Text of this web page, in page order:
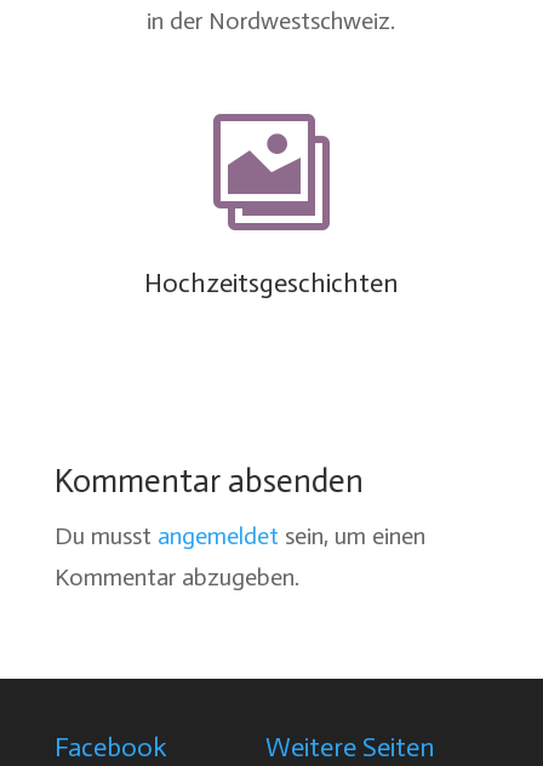
in der Nordwestschweiz.

Hochzeitsgeschichten
Kommentar absenden
Du musst angemeldet sein, um einen
Kommentar abzugeben.
Facebook Weitere Seiten